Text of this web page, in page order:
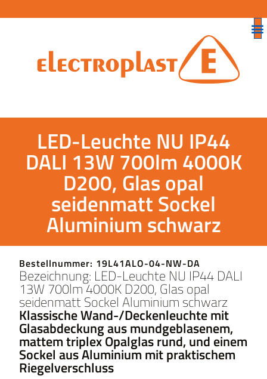
LED-Leuchte NU IP44
DALI 13W 700lm 4000K
D200, Glas opal
seidenmatt Sockel
Aluminium schwarz
Bestellnummer: 19L41ALO-04-NW-DA
Bezeichnung: LED-Leuchte NU IP44 DALI
13W 700lm 4000K D200, Glas opal
seidenmatt Sockel Aluminium schwarz
Klassische Wand-/Deckenleuchte mit
Glasabdeckung aus mundgeblasenem,
mattem triplex Opalglas rund, und einem
Sockel aus Aluminium mit praktischem
Riegelverschluss